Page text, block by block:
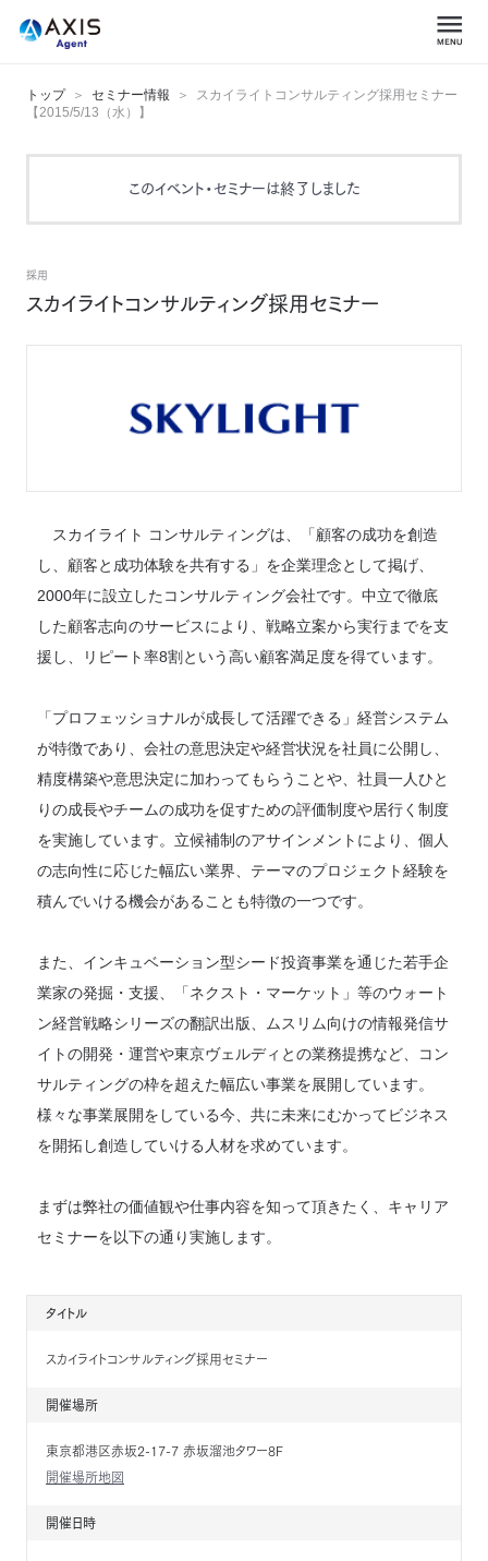
トップ セミナー情報
スカイライトコンサルティング採用セミナー
【2015/5/13（水）】
このイベント・セミナーは終了しました
採用
スカイライトコンサルティング採用セミナー
スカイライト コンサルティングは、「顧客の成功を創造
し、顧客と成功体験を共有する」を企業理念として掲げ、
2000年に設立したコンサルティング会社です。中立で徹底
した顧客志向のサービスにより、戦略立案から実行までを支
援し、リピート率8割という高い顧客満足度を得ています。
「プロフェッショナルが成長して活躍できる」経営システム
が特徴であり、会社の意思決定や経営状況を社員に公開し、
精度構築や意思決定に加わってもらうことや、社員一人ひと
りの成長やチームの成功を促すための評価制度や居行く制度
を実施しています。立候補制のアサインメントにより、個人
の志向性に応じた幅広い業界、テーマのプロジェクト経験を
積んでいける機会があることも特徴の一つです。
また、インキュベーション型シード投資事業を通じた若手企
業家の発掘・支援、「ネクスト・マーケット」等のウォート
ン経営戦略シリーズの翻訳出版、ムスリム向けの情報発信サ
イトの開発・運営や東京ヴェルディとの業務提携など、コン
サルティングの枠を超えた幅広い事業を展開しています。
様々な事業展開をしている今、共に未来にむかってビジネス
を開拓し創造していける人材を求めています。
まずは弊社の価値観や仕事内容を知って頂きたく、キャリア
セミナーを以下の通り実施します。
タイトル
スカイライトコンサルティング採用セミナー
開催場所
東京都港区赤坂2-17-7 赤坂溜池タワー8F
開催場所地図
開催日時